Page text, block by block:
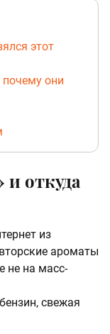
этот
они
откуда
из
ароматы
не на масс-
свежая